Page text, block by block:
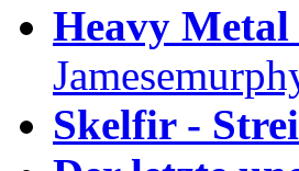
Heavy
Skelfir -